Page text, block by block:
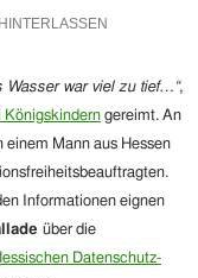
Wasser war viel zu tief…“,
Königskindern gereimt. An
Mann aus Hessen
Informationen eignen
über die
Datenschutz-